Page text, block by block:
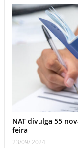
NAT divulga 55
feira
23/09/ 2024